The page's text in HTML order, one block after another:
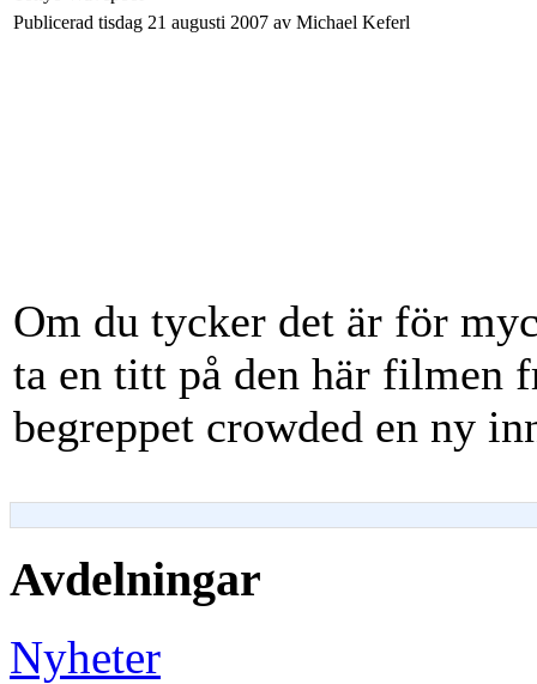
Publicerad tisdag 21 augusti 2007 av Michael Keferl
Om du tycker det är för
ta en titt på den här filmen
begreppet crowded en ny
Avdelningar
Nyheter